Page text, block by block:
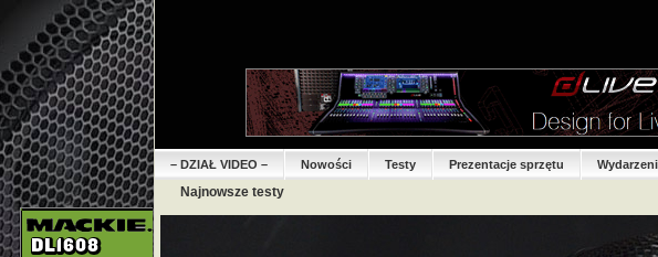
– DZIAŁ VIDEO – Nowości Testy Prezentacje sprzętu
Najnowsze testy